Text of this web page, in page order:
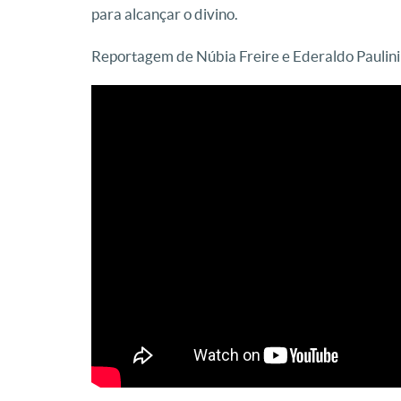
para alcançar o divino.
Reportagem de Núbia Freire e Ederaldo